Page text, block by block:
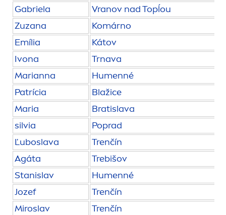
Gabriela
Vranov nad Topĺou
Zuzana
Komárno
Emília
Kátov
Ivona
Trnava
Marianna
Humenné
Patrícia
Blažice
Maria
Bratislava
silvia
Poprad
Ľuboslava
Trenčín
Agáta
Trebišov
Stanislav
Humenné
Jozef
Trenčín
Miroslav
Trenčín